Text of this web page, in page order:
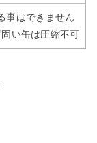
事はできません
い缶は圧縮不可